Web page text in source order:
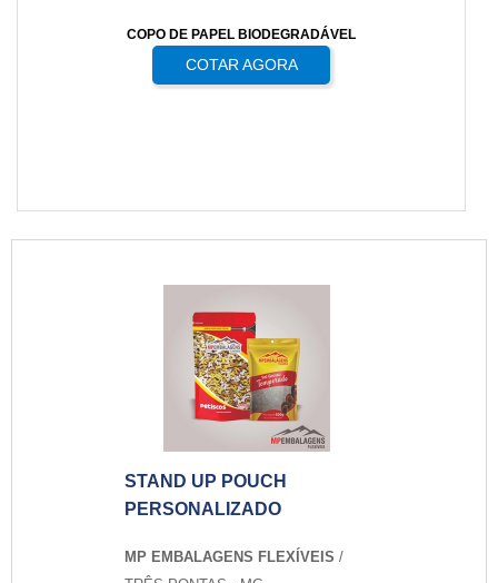
COPO DE PAPEL BIODEGRADÁVEL
COTAR AGORA
STAND UP POUCH
PERSONALIZADO
MP EMBALAGENS FLEXÍVEIS /